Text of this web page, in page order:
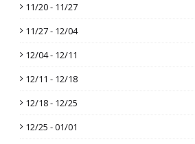
11/20 - 11/27
11/27 - 12/04
12/04 - 12/11
12/11 - 12/18
12/18 - 12/25
12/25 - 01/01